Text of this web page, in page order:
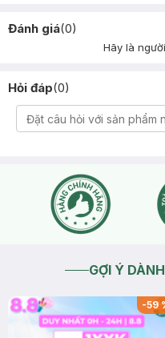
Đánh giá(0)
Hãy là
Hỏi đáp(0)
GỢI Ý
-59